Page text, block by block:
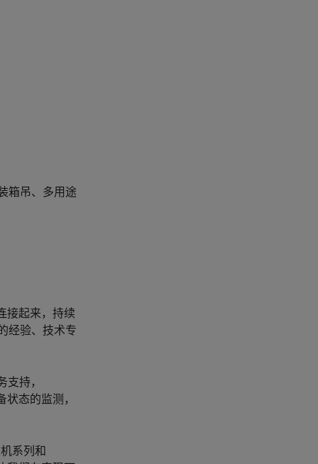
箱吊、多用途
接起来，持续
经验、技术专
持，
态的监测，
系列和